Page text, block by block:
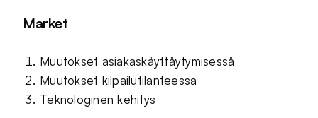
Market
Muutokset asiakaskäyttäytymisessä
Muutokset kilpailutilanteessa
Teknologinen kehitys